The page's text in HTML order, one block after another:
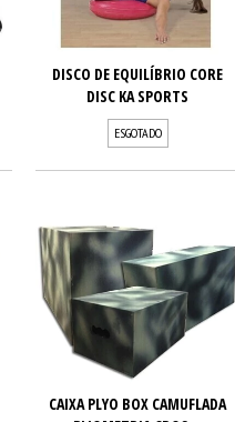
DISCO DE EQUILÍBRIO CORE
DISC KA SPORTS
ESGOTADO
CAIXA PLYO BOX CAMUFLADA